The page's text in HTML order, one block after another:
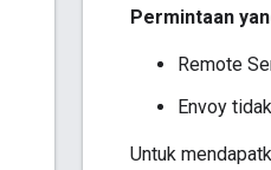
Permintaan
Remote
Envoy
Untuk